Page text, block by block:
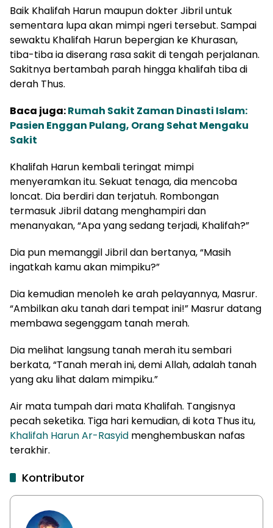
Baik Khalifah Harun maupun dokter Jibril untuk
sementara lupa akan mimpi ngeri tersebut. Sampai
sewaktu Khalifah Harun bepergian ke Khurasan,
tiba-tiba ia diserang rasa sakit di tengah perjalanan.
Sakitnya bertambah parah hingga khalifah tiba di
derah Thus.
Baca juga:Rumah Sakit Zaman Dinasti Islam:
Pasien Enggan Pulang, Orang Sehat Mengaku
Sakit
Khalifah Harun kembali teringat mimpi
menyeramkan itu. Sekuat tenaga, dia mencoba
loncat. Dia berdiri dan terjatuh. Rombongan
termasuk Jibril datang menghampiri dan
menanyakan, “Apa yang sedang terjadi, Khalifah?”
Dia pun memanggil Jibril dan bertanya, “Masih
ingatkah kamu akan mimpiku?”
Dia kemudian menoleh ke arah pelayannya, Masrur.
“Ambilkan aku tanah dari tempat ini!” Masrur datang
membawa segenggam tanah merah.
Dia melihat langsung tanah merah itu sembari
berkata, “Tanah merah ini, demi Allah, adalah tanah
yang aku lihat dalam mimpiku.”
Air mata tumpah dari mata Khalifah. Tangisnya
pecah seketika. Tiga hari kemudian, di kota Thus itu,
Khalifah Harun Ar-Rasyid menghembuskan nafas
terakhir.
Kontributor